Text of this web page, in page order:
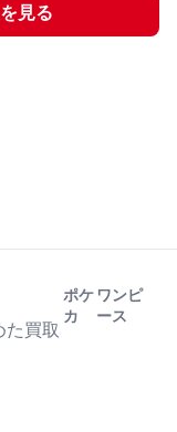
見る
た買取
ポケ
カ
ワンピ
ース